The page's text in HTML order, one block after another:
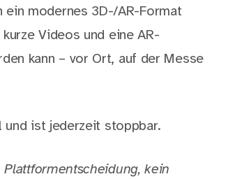
ein modernes 3D-/AR-Format
Videos und eine AR-
kann – vor Ort, auf der Messe
und ist jederzeit stoppbar.
kein